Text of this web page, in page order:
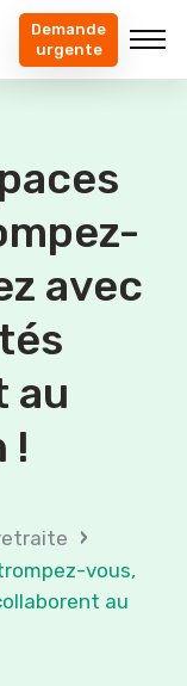
Demande
urgente
avec
au
!
›
vous,
au